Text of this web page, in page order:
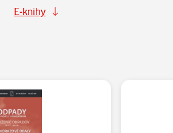
E-knihy